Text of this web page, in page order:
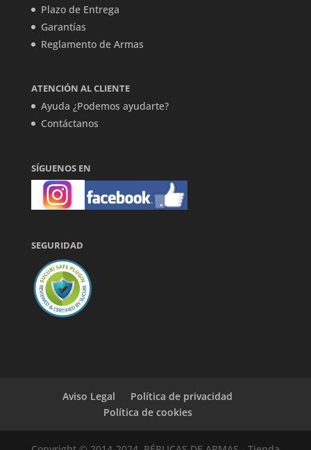
Plazo de Entrega
Garantías
Reglamento de Armas
ATENCIÓN AL CLIENTE
Ayuda ¿Podemos ayudarte?
Contáctanos
SÍGUENOS EN
SEGURIDAD
Aviso Legal
Política de privacidad
Política de cookies